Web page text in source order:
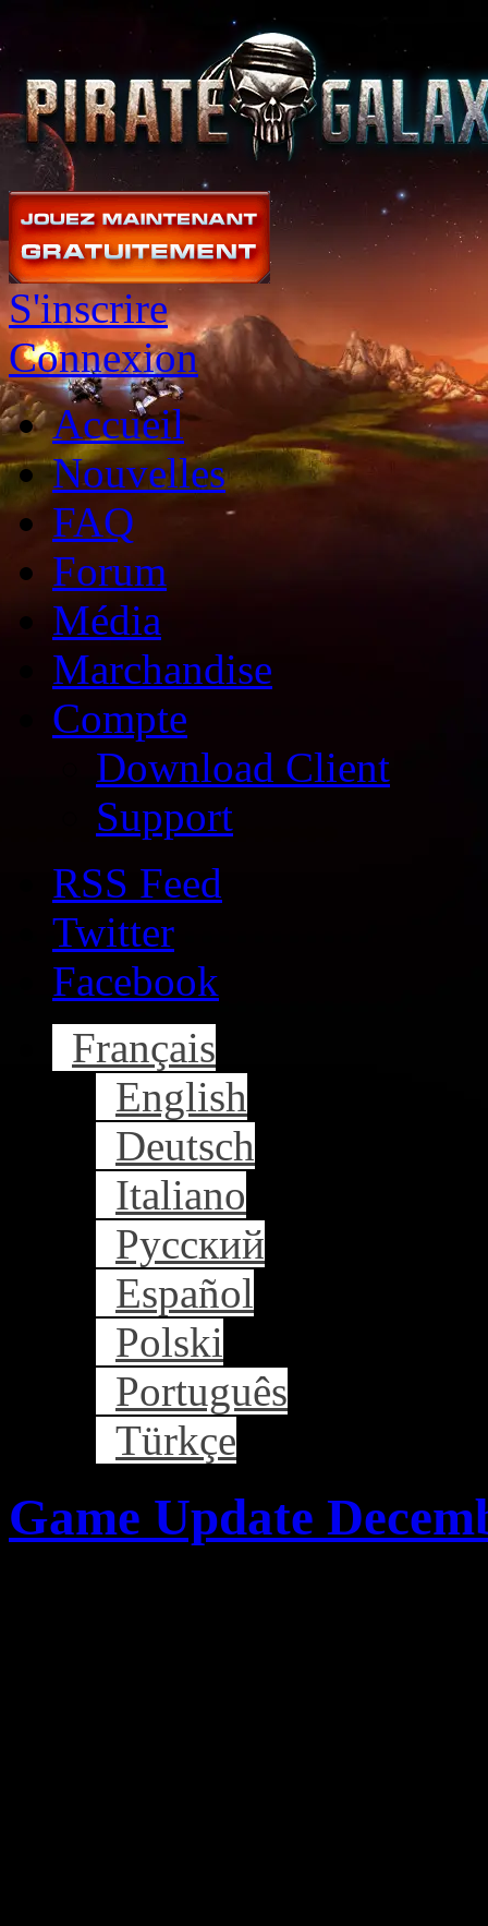
S'inscrire
Connexion
Accueil
Nouvelles
FAQ
Forum
Média
Marchandise
Compte
Download Client
Support
RSS Feed
Twitter
Facebook
Français
English
Deutsch
Italiano
Русский
Español
Polski
Português
Türkçe
Game Update